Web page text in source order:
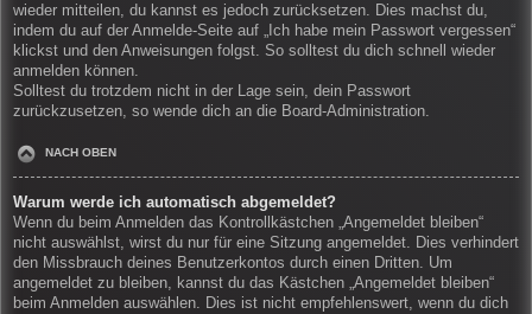
wieder mitteilen, du kannst es jedoch zurücksetzen. Dies machst du,
indem du auf der Anmelde-Seite auf „Ich habe mein Passwort vergessen“
klickst und den Anweisungen folgst. So solltest du dich schnell wieder
anmelden können.
Solltest du trotzdem nicht in der Lage sein, dein Passwort
zurückzusetzen, so wende dich an die Board-Administration.
NACH OBEN
Warum werde ich automatisch abgemeldet?
Wenn du beim Anmelden das Kontrollkästchen „Angemeldet bleiben“
nicht auswählst, wirst du nur für eine Sitzung angemeldet. Dies verhindert
den Missbrauch deines Benutzerkontos durch einen Dritten. Um
angemeldet zu bleiben, kannst du das Kästchen „Angemeldet bleiben“
beim Anmelden auswählen. Dies ist nicht empfehlenswert, wenn du dich